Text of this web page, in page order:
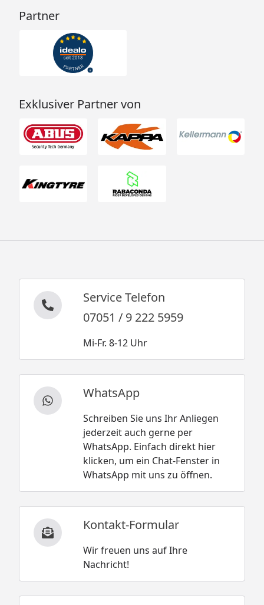
Partner
Exklusiver Partner von
Service Telefon
07051 / 9 222 5959
Mi-Fr. 8-12 Uhr
WhatsApp
Schreiben Sie uns Ihr Anliegen
jederzeit auch gerne per
WhatsApp. Einfach direkt hier
klicken, um ein Chat-Fenster in
WhatsApp mit uns zu öffnen.
Kontakt-Formular
Wir freuen uns auf Ihre
Nachricht!